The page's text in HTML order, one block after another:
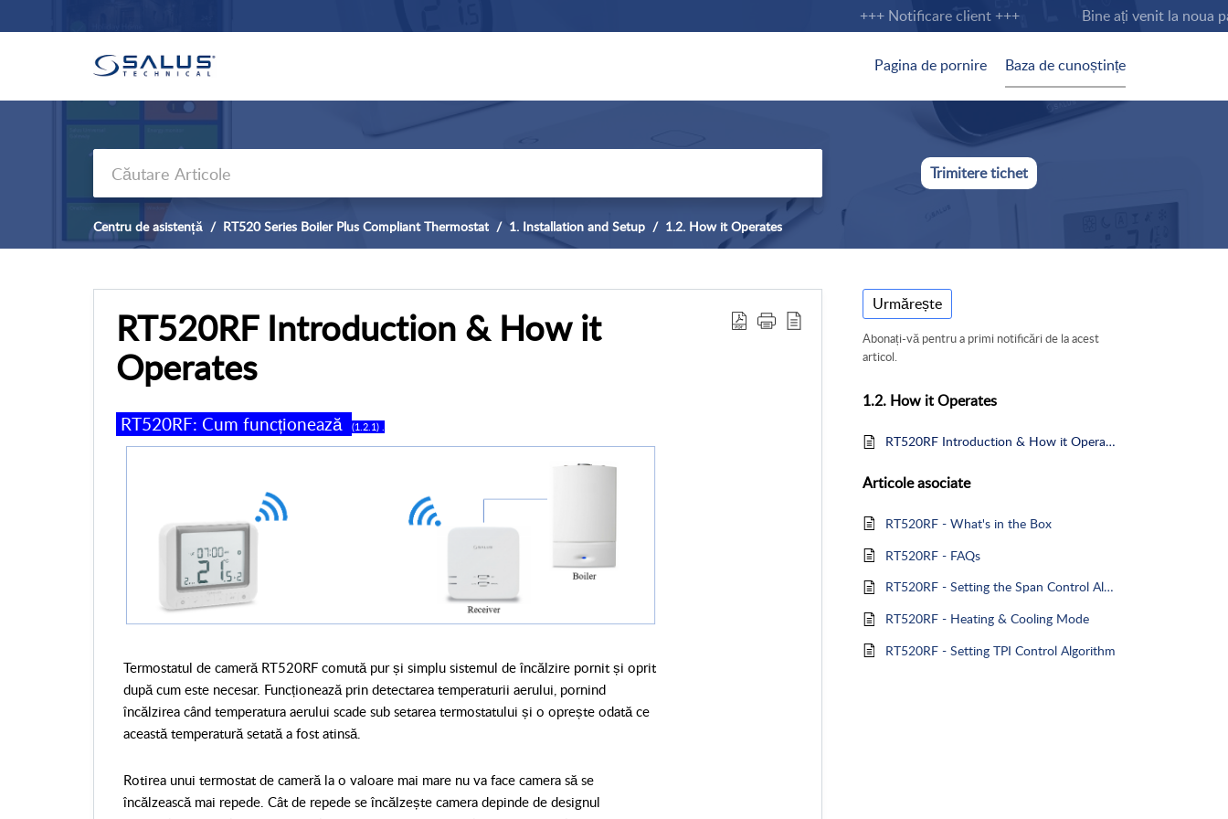
+++ Notificare client +++ Bine ați venit la noua
Pagina de pornire Baza de cunoștințe
Trimitere tichet
Centru de asistență RT520 Series Boiler Plus Compliant Thermostat 1. Installation and Setup 1.2. How it Operates
RT520RF Introduction & How it
Operates
RT520RF: Cum funcționează (1.2.1) .
Termostatul de cameră RT520RF comută pur și simplu sistemul de încălzire pornit și oprit
după cum este necesar. Funcționează prin detectarea temperaturii aerului, pornind
încălzirea când temperatura aerului scade sub setarea termostatului și o oprește odată ce
această temperatură setată a fost atinsă.
Rotirea unui termostat de cameră la o valoare mai mare nu va face camera să se
încălzească mai repede. Cât de repede se încălzește camera depinde de designul
Urmărește
Abonați-vă pentru a primi notificări de la acest
articol.
1.2. How it Operates
RT520RF Introduction & How it Operates
Articoleasociate
RT520RF - What's in the Box
RT520RF - FAQs
RT520RF - Setting the Span Control Algorithm
RT520RF - Heating & Cooling Mode
RT520RF - Setting TPI Control Algorithm